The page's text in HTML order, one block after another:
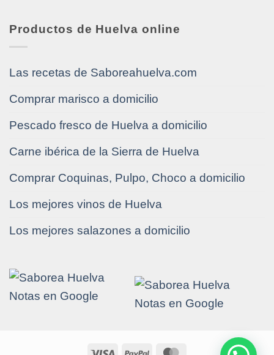
Productos de Huelva online
Las recetas de Saboreahuelva.com
Comprar marisco a domicilio
Pescado fresco de Huelva a domicilio
Carne ibérica de la Sierra de Huelva
Comprar Coquinas, Pulpo, Choco a domicilio
Los mejores vinos de Huelva
Los mejores salazones a domicilio
Visa PayPal MasterCard